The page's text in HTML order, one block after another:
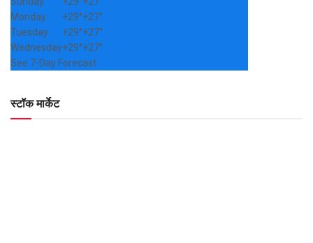
Monday
+29°+27°
Tuesday
+29°+27°
Wednesday+29°+27°
See 7-Day Forecast
स्टॉक मार्केट